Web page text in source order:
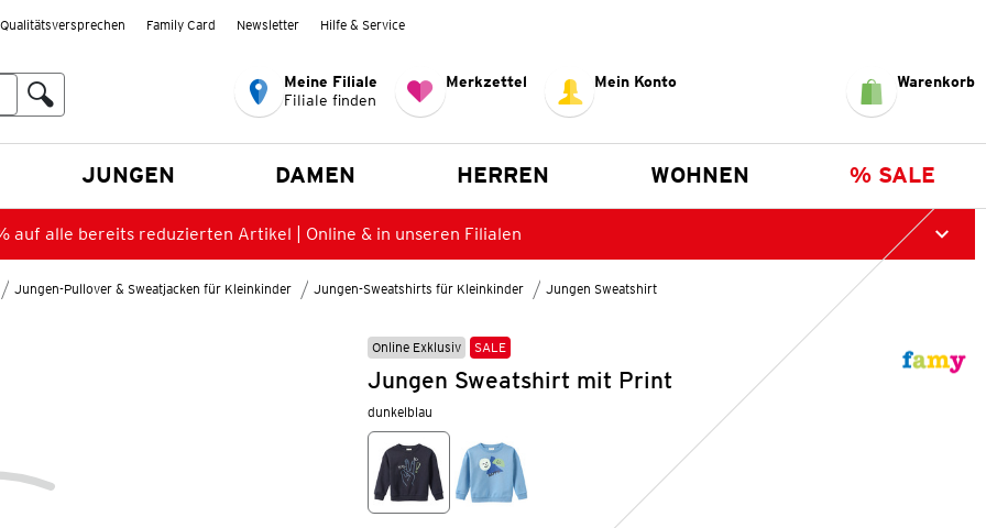
Qualitätsversprechen Family Card Newsletter Hilfe & Service
Meine Filiale
Filiale finden
Merkzettel Mein Konto Warenkorb
JUNGEN DAMEN HERREN WOHNEN % SALE
auf alle bereits reduzierten Artikel | Online & in unseren Filialen
Jungen-Pullover & Sweatjacken für Kleinkinder Jungen-Sweatshirts für Kleinkinder Jungen Sweatshirt
Online Exklusiv SALE
Jungen Sweatshirt mit Print
dunkelblau